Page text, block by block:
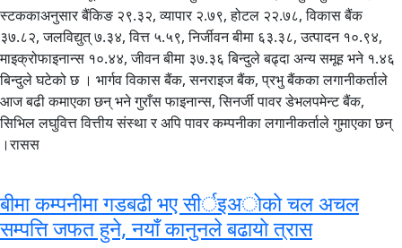
स्टककाअनुसार बैंकिङ २९.३२, व्यापार २.७९, होटल २२.७८, विकास बैंक
३७.८२, जलविद्युत् ७.३४, वित्त ५.५९, निर्जीवन बीमा ६३.३८, उत्पादन १०.९४,
माइक्रोफाइनान्स १०.४४, जीवन बीमा ३७.३६ बिन्दुले बढ्दा अन्य समूह भने १.४६
बिन्दुले घटेको छ । भार्गव विकास बैंक, सनराइज बैंक, प्रभु बैंकका लगानीकर्ताले
आज बढी कमाएका छन् भने गुराँस फाइनान्स, सिनर्जी पावर डेभलपमेन्ट बैंक,
सिभिल लघुवित्त वित्तीय संस्था र अपि पावर कम्पनीका लगानीकर्ताले गुमाएका छन्
।रासस
बीमा कम्पनीमा गडबढी भए सीर्इअाेकाे चल अचल
सम्पत्ति जफत हुने, नयाँ कानुनले बढायाे त्रास